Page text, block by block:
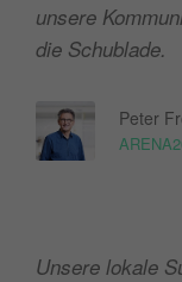
unsere
die Schublade.
Peter
Unsere lokale